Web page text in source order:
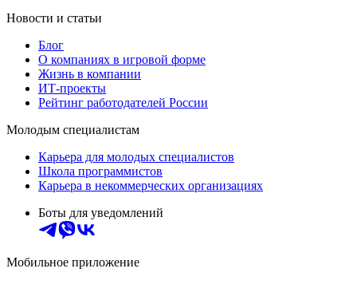
Новости и статьи
Блог
О компаниях в игровой форме
Жизнь в компании
ИТ-проекты
Рейтинг работодателей России
Молодым специалистам
Карьера для молодых специалистов
Школа программистов
Карьера в некоммерческих организациях
Боты для уведомлений
Мобильное приложение